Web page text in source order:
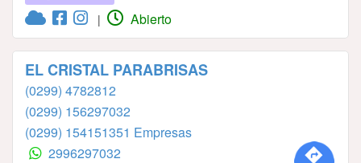
| Abierto
EL CRISTAL PARABRISAS
(0299) 4782812
(0299) 156297032
(0299) 154151351 Empresas
2996297032